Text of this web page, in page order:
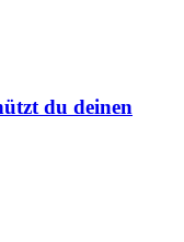
du deinen